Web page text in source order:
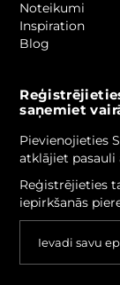
Noteikumi
Inspiration
Blog
saņemiet
Pievienojieties
atklājiet pasauli
Reģistrējieties
iepirkšanās